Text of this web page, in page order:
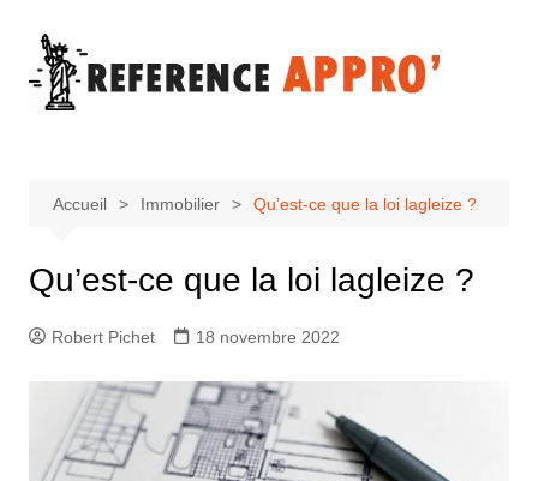
contenu
Accueil Immobilier Qu’est-ce que la loi lagleize ?
Qu’est-ce que la loi lagleize ?
Robert Pichet 18 novembre 2022